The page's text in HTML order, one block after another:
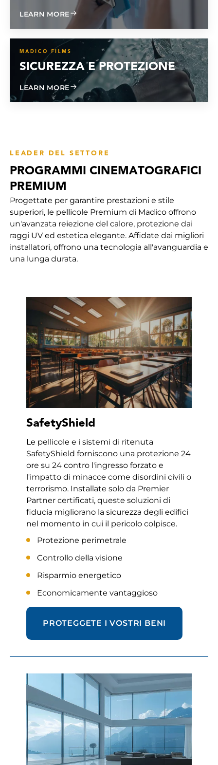
LEARN MOREABOUT ARCHITECTURAL
MADICO FILMS
SICUREZZA E PROTEZIONE
LEARN MOREABOUT SAFETY & SECURITY
LEADER DEL SETTORE
PROGRAMMI CINEMATOGRAFICI
PREMIUM
Progettate per garantire prestazioni e stile
superiori, le pellicole Premium di Madico offrono
un'avanzata reiezione del calore, protezione dai
raggi UV ed estetica elegante. Affidate dai migliori
installatori, offrono una tecnologia all'avanguardia e
una lunga durata.
SafetyShield
Le pellicole e i sistemi di ritenuta
SafetyShield forniscono una protezione 24
ore su 24 contro l'ingresso forzato e
l'impatto di minacce come disordini civili o
terrorismo. Installate solo da Premier
Partner certificati, queste soluzioni di
fiducia migliorano la sicurezza degli edifici
nel momento in cui il pericolo colpisce.
Protezione perimetrale
Controllo della visione
Risparmio energetico
Economicamente vantaggioso
PROTEGGETE I VOSTRI BENI